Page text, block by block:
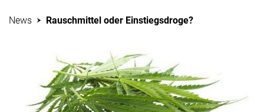
News Rauschmittel oder Einstiegsdroge?